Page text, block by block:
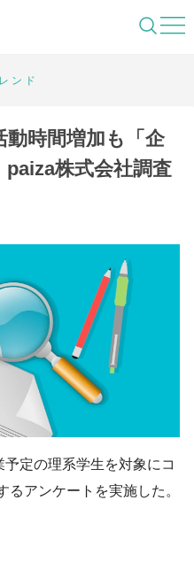
先を照らすメディ
ンド
動時間増加も「企
株式会社調査
定の理系学生を対象にコ
るアンケートを実施した。